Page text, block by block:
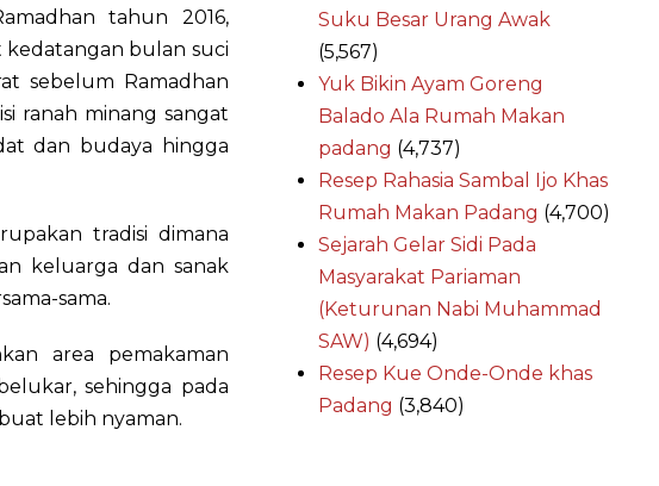
tahun 2016,
bulan suci
sebelum Ramadhan
ranah minang sangat
dan budaya hingga
tradisi dimana
keluarga dan sanak
sama.
area pemakaman
sehingga pada
lebih nyaman.
Suku Besar Urang Awak
(5,567)
Yuk Bikin Ayam Goreng
Balado Ala Rumah Makan
padang (4,737)
Resep Rahasia Sambal Ijo Khas
Rumah Makan Padang (4,700)
Sejarah Gelar Sidi Pada
Masyarakat Pariaman
(Keturunan Nabi Muhammad
SAW) (4,694)
Resep Kue Onde-Onde khas
Padang (3,840)